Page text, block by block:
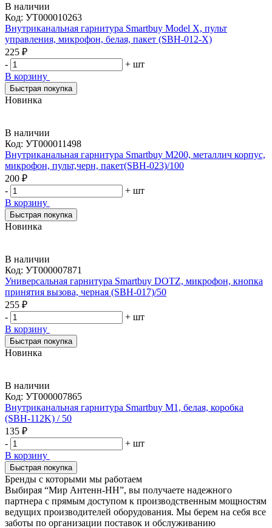
В наличии
Код: УТ000010263
Внутриканальная гарнитура Smartbuy Model X, пульт
управления, микрофон, белая, пакет (SBH-012-X)
225 ₽
-
+ шт
В корзину
Быстрая покупка
Новинка
В наличии
Код: УТ000011498
Внутриканальная гарнитура Smartbuy M200, металлич корпус,
микрофон, пульт,черн, пакет(SBH-023)/100
200 ₽
-
+ шт
В корзину
Быстрая покупка
Новинка
В наличии
Код: УТ000007871
Универсальная гарнитура Smartbuy DOTZ, микрофон, кнопка
принятия вызова, черная (SBH-017)/50
255 ₽
-
+ шт
В корзину
Быстрая покупка
Новинка
В наличии
Код: УТ000007865
Внутриканальная гарнитура Smartbuy M1, белая, коробка
(SBH-112K) / 50
135 ₽
-
+ шт
В корзину
Быстрая покупка
Бренды с которыми мы работаем
Выбирая “Мир Антенн-НН”, вы получаете надежного
партнера с прямым доступом к производственным мощностям
ведущих производителей оборудования. Мы берем на себя все
заботы по организации поставок и обслуживанию